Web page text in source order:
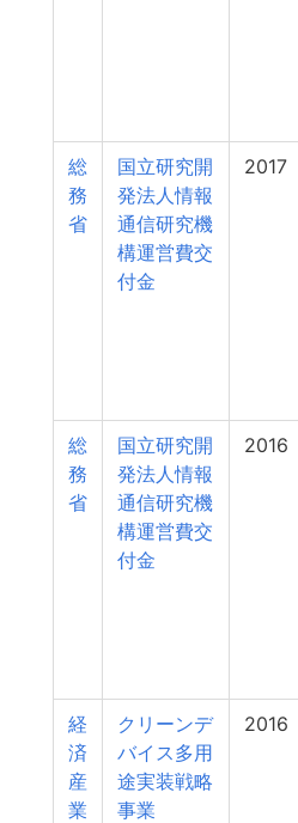
総
務
省
国立研究開
発法人情報
通信研究機
構運営費交
付金
2017
総
務
省
国立研究開
発法人情報
通信研究機
構運営費交
付金
2016
経
済
産
業
クリーンデ
バイス多用
途実装戦略
事業
2016